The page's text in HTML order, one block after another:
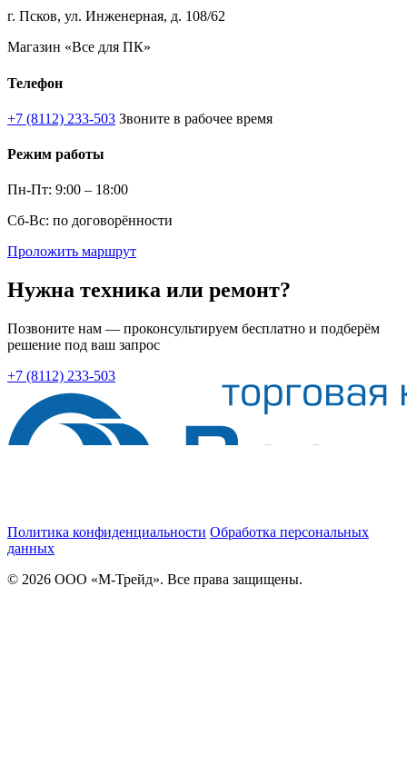
г. Псков, ул. Инженерная, д. 108/62
Магазин «Все для ПК»
Телефон
+7 (8112) 233-503 Звоните в рабочее время
Режим работы
Пн-Пт: 9:00 – 18:00
Сб-Вс: по договорённости
Проложить маршрут
Нужна техника или ремонт?
Позвоните нам — проконсультируем бесплатно и подберём
решение под ваш запрос
+7 (8112) 233-503
Политика конфиденциальности Обработка персональных
данных
© 2026 ООО «М-Трейд». Все права защищены.